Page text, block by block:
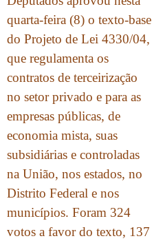
quarta-feira (8) o texto-base
do Projeto de Lei 4330/04,
que regulamenta os
contratos de terceirização
no setor privado e para as
empresas públicas, de
economia mista, suas
subsidiárias e controladas
na União, nos estados, no
Distrito Federal e nos
municípios. Foram 324
votos a favor do texto, 137